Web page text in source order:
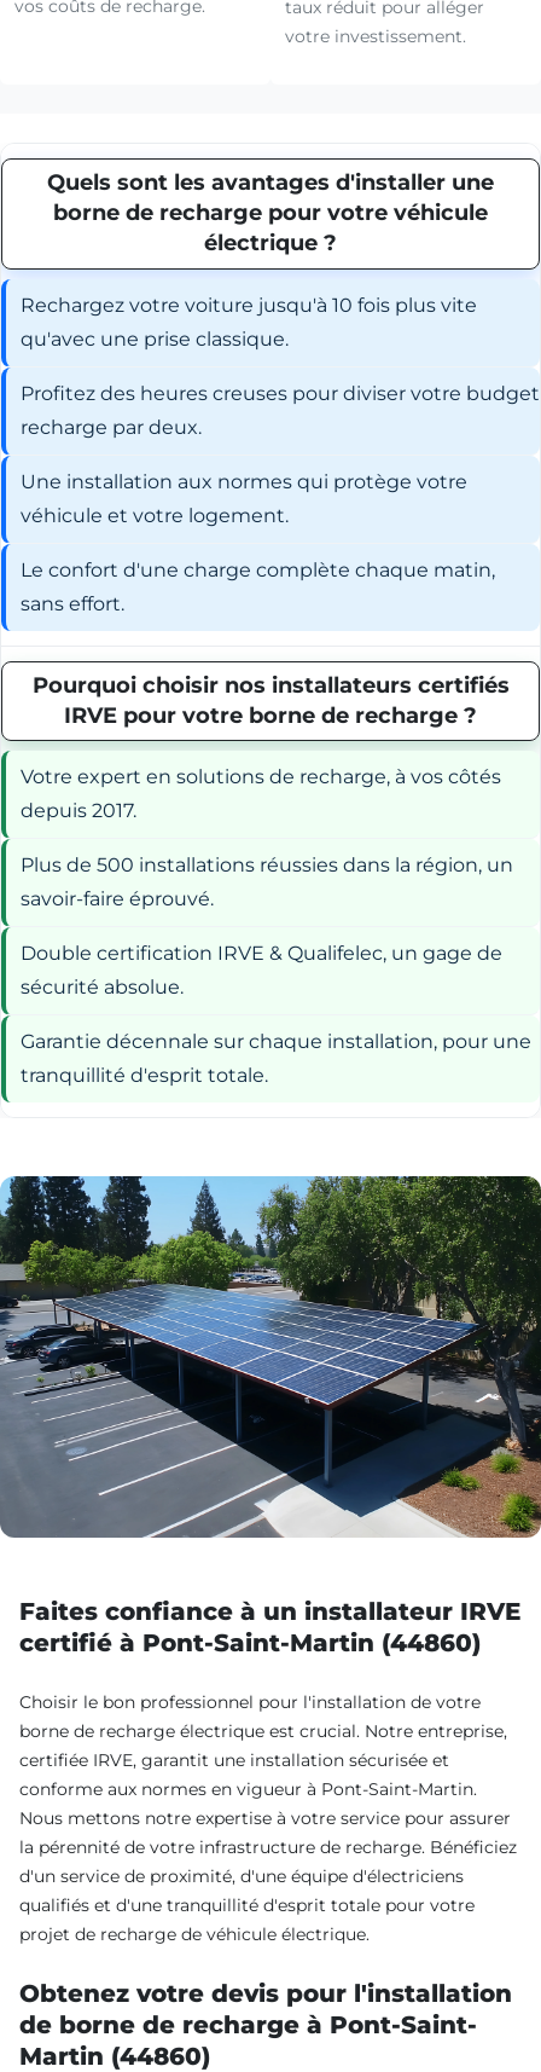
vos coûts de recharge.
taux réduit pour alléger
votre investissement.
Quels sont les avantages d'installer une
borne de recharge pour votre véhicule
électrique ?
Rechargez votre voiture jusqu'à 10 fois plus vite
qu'avec une prise classique.
Profitez des heures creuses pour diviser votre budget
recharge par deux.
Une installation aux normes qui protège votre
véhicule et votre logement.
Le confort d'une charge complète chaque matin,
sans effort.
Pourquoi choisir nos installateurs certifiés
IRVE pour votre borne de recharge ?
Votre expert en solutions de recharge, à vos côtés
depuis 2017.
Plus de 500 installations réussies dans la région, un
savoir-faire éprouvé.
Double certification IRVE & Qualifelec, un gage de
sécurité absolue.
Garantie décennale sur chaque installation, pour une
tranquillité d'esprit totale.
Faites confiance à un installateur IRVE
certifié à Pont-Saint-Martin (44860)
Choisir le bon professionnel pour l'installation de votre
borne de recharge électrique est crucial. Notre entreprise,
certifiée IRVE, garantit une installation sécurisée et
conforme aux normes en vigueur à Pont-Saint-Martin.
Nous mettons notre expertise à votre service pour assurer
la pérennité de votre infrastructure de recharge. Bénéficiez
d'un service de proximité, d'une équipe d'électriciens
qualifiés et d'une tranquillité d'esprit totale pour votre
projet de recharge de véhicule électrique.
Obtenez votre devis pour l'installation
de borne de recharge à Pont-Saint-
Martin (44860)